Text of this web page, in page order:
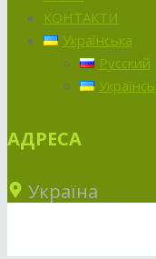
КОНТАКТИ
Українська
Русский
АДРЕСА
Україна